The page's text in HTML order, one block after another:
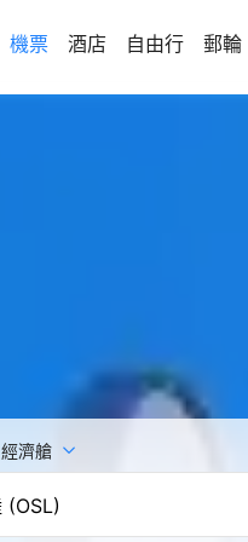
機票 酒店 自由行 郵輪
經濟艙